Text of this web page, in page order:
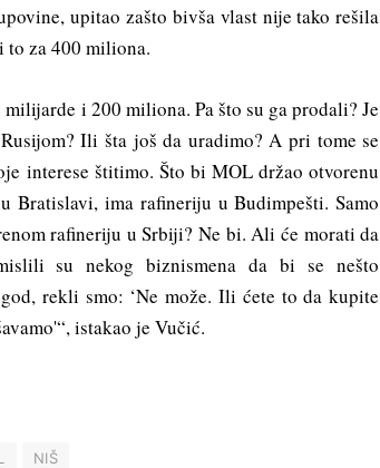
upitao zašto bivša vlast nije tako rešila
to za 400 miliona.
i 200 miliona. Pa što su ga prodali? Je
Ili šta još da uradimo? A pri tome se
interese štitimo. Što bi MOL držao otvorenu
Bratislavi, ima rafineriju u Budimpešti. Samo
rafineriju u Srbiji? Ne bi. Ali će morati da
su nekog biznismena da bi se nešto
rekli smo: ‘Ne može. Ili ćete to da kupite
istakao je Vučić.
NIŠ